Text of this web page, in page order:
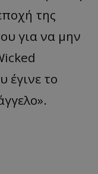
της
για να μην
έγινε το